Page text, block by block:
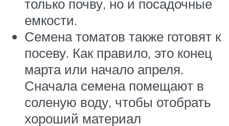
только почву, но и посадочные
емкости.
Семена томатов также готовят к
посеву. Как правило, это конец
марта или начало апреля.
Сначала семена помещают в
соленую воду, чтобы отобрать
хороший материал